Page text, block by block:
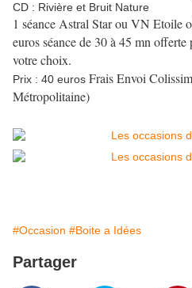
CD : Rivière et Bruit Nature
1 séance Astral Star ou VN Etoile
euros séance de 30 à 45 mn
votre choix.
Prix : 40 euros Frais Envoi
Métropolitaine)
#Occasion #Boite a Idées
Partager